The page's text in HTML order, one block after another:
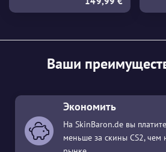
Ваши
Экономить
На SkinBaron.de вы
меньше за скины CS2,